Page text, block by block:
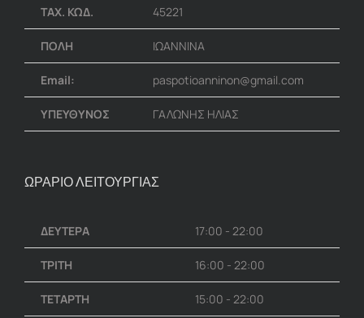
ΤΑΧ. ΚΩΔ. 45221
ΠΟΛΗ ΙΩΑΝΝΙΝΑ
Email: paspotioanninon@gmail.com
ΥΠΕΥΘΥΝΟΣ ΓΑΛΩΝΗΣ ΗΛΙΑΣ
ΩΡΑΡΙΟ ΛΕΙΤΟΥΡΓΙΑΣ
ΔΕΥΤΕΡΑ 17:00 - 22:00
ΤΡΙΤΗ 16:00 - 22:00
ΤΕΤΑΡΤΗ 15:00 - 22:00